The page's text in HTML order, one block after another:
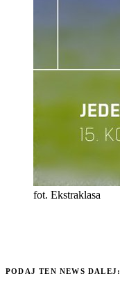
fot. Ekstraklasa
PODAJ TEN NEWS DALEJ: